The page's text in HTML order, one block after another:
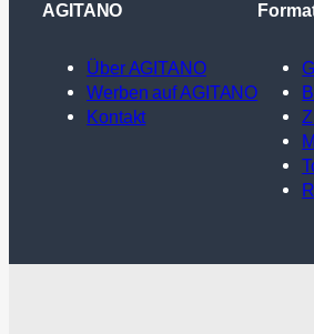
AGITANO
Über AGITANO
Werben auf AGITANO
Kontakt